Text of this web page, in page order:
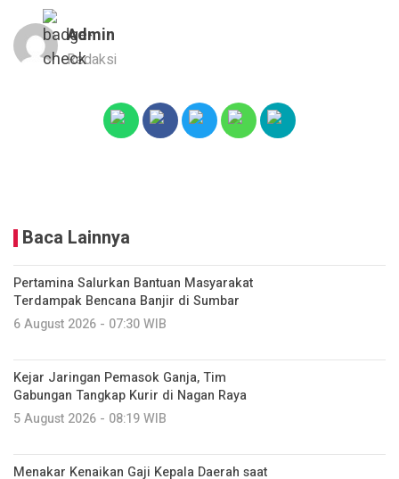
Admin
Redaksi
Baca Lainnya
Pertamina Salurkan Bantuan Masyarakat
Terdampak Bencana Banjir di Sumbar
6 August 2026 - 07:30 WIB
Kejar Jaringan Pemasok Ganja, Tim
Gabungan Tangkap Kurir di Nagan Raya
5 August 2026 - 08:19 WIB
Menakar Kenaikan Gaji Kepala Daerah saat